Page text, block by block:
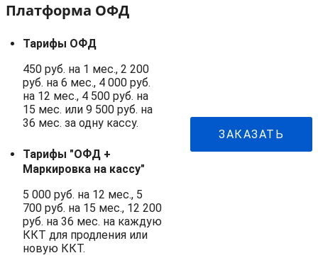
Платформа ОФД
Тарифы ОФД
450 руб. на 1 мес., 2 200
руб. на 6 мес., 4 000 руб.
на 12 мес., 4 500 руб. на
15 мес. или 9 500 руб. на
36 мес. за одну кассу.
Тарифы "ОФД +
Маркировка на кассу"
5 000 руб. на 12 мес., 5
700 руб. на 15 мес., 12 200
руб. на 36 мес. на каждую
ККТ для продления или
новую ККТ.
ЗАКАЗАТЬ